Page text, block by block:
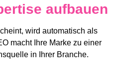
aufbauen
wird automatisch als
macht Ihre Marke zu einer
in Ihrer Branche.